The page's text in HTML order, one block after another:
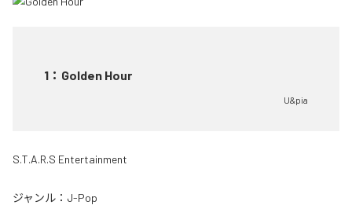
1 ： Golden Hour
U&pia
S.T.A.R.S Entertainment
ジャンル： J-Pop